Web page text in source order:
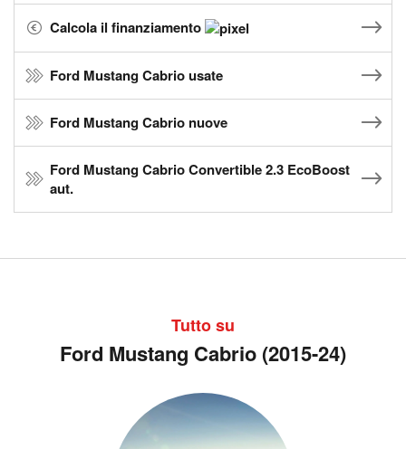
Calcola il finanziamento
Ford Mustang Cabrio usate
Ford Mustang Cabrio nuove
Ford Mustang Cabrio Convertible 2.3 EcoBoost
aut.
Tutto su
Ford Mustang Cabrio (2015-24)